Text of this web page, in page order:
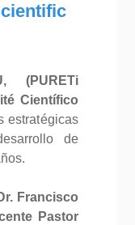
(PURETi
Científico
estratégicas
de
Francisco
Pastor